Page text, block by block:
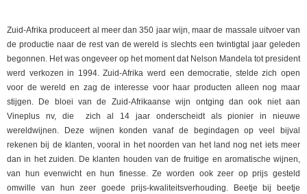
Zuid-Afrika produceert al meer dan 350 jaar wijn, maar de massale uitvoer van
de productie naar de rest van de wereld is slechts een twintigtal jaar geleden
begonnen. Het was ongeveer op het moment dat Nelson Mandela tot president
werd verkozen in 1994. Zuid-Afrika werd een democratie, stelde zich open
voor de wereld en zag de interesse voor haar producten alleen nog maar
stijgen. De bloei van de Zuid-Afrikaanse wijn ontging dan ook niet aan
Vineplus nv, die zich al 14 jaar onderscheidt als pionier in nieuwe
wereldwijnen. Deze wijnen konden vanaf de begindagen op veel bijval
rekenen bij de klanten, vooral in het noorden van het land nog net iets meer
dan in het zuiden. De klanten houden van de fruitige en aromatische wijnen,
van hun evenwicht en hun finesse. Ze worden ook zeer op prijs gesteld
omwille van hun zeer goede prijs-kwaliteitsverhouding. Beetje bij beetje